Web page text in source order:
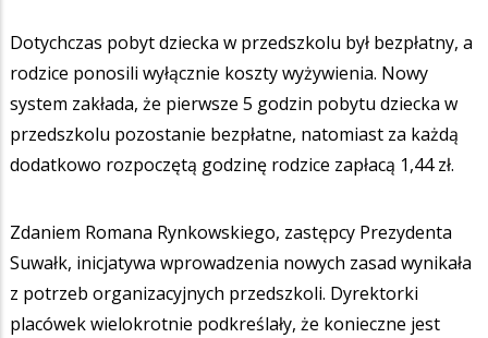
Dotychczas pobyt dziecka w przedszkolu był bezpłatny, a
rodzice ponosili wyłącznie koszty wyżywienia. Nowy
system zakłada, że pierwsze 5 godzin pobytu dziecka w
przedszkolu pozostanie bezpłatne, natomiast za każdą
dodatkowo rozpoczętą godzinę rodzice zapłacą 1,44 zł.
Zdaniem Romana Rynkowskiego, zastępcy Prezydenta
Suwałk, inicjatywa wprowadzenia nowych zasad wynikała
z potrzeb organizacyjnych przedszkoli. Dyrektorki
placówek wielokrotnie podkreślały, że konieczne jest